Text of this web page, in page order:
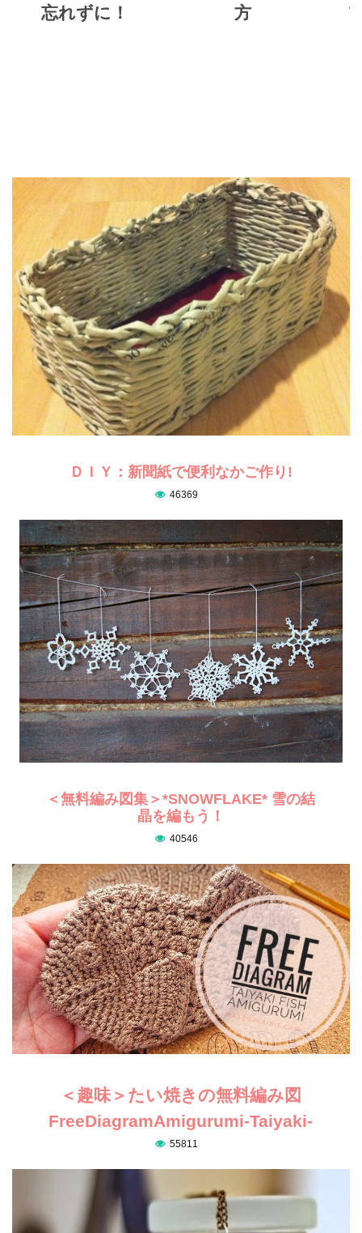
忘れずに！
方
ＤＩＹ：新聞紙で便利なかご作り!
46369
＜無料編み図集＞*SNOWFLAKE* 雪の結
晶を編もう！
40546
＜趣味＞たい焼きの無料編み図
FreeDiagramAmigurumi-Taiyaki-
55811